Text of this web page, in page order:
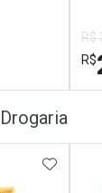
R$
R$